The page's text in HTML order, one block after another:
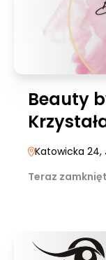
Beauty
Katowicka 24,
Teraz